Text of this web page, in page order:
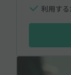
利用す